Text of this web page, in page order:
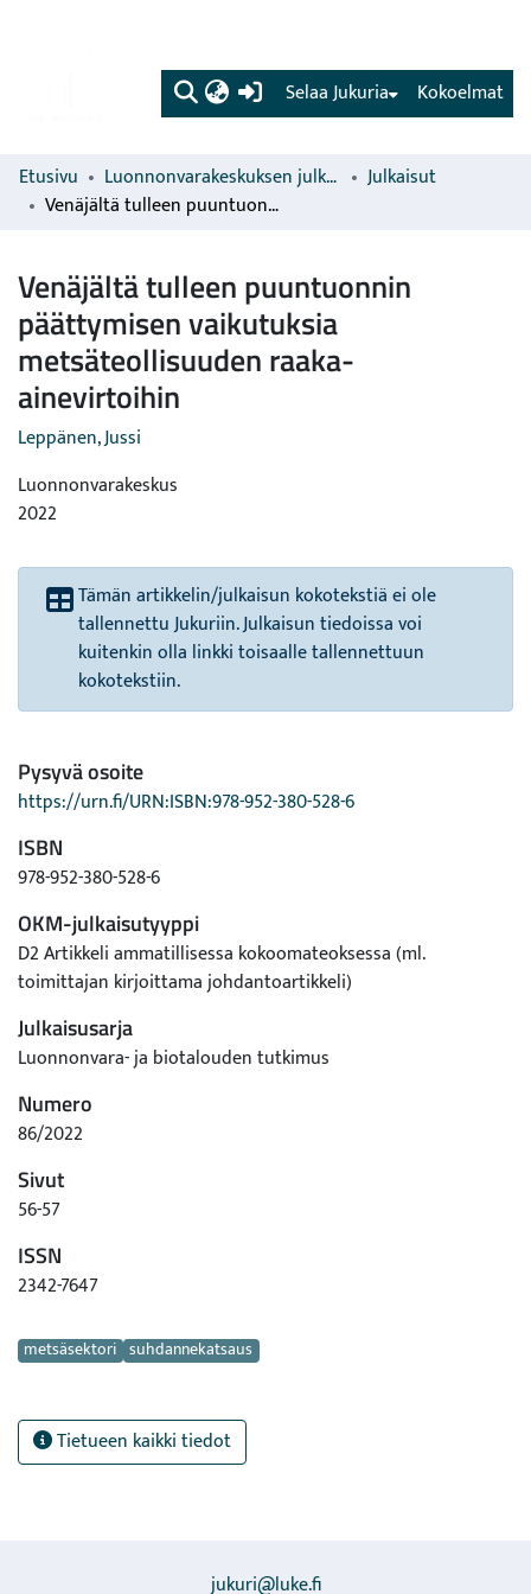
(current) Kokoelmat
Selaa Jukuria
Etusivu Luonnonvarakeskuksen julkaisut
Julkaisut
Venäjältä tulleen puuntuonnin päättymisen vaikutuksia metsäteollisuuden raaka-ainevirtoihin
Venäjältä tulleen puuntuonnin
päättymisen vaikutuksia
metsäteollisuuden raaka-
ainevirtoihin
Leppänen, Jussi
Luonnonvarakeskus
2022
Tämän artikkelin/julkaisun kokotekstiä ei ole
tallennettu Jukuriin. Julkaisun tiedoissa voi
kuitenkin olla linkki toisaalle tallennettuun
kokotekstiin.
Pysyvä osoite
https://urn.fi/URN:ISBN:978-952-380-528-6
ISBN
978-952-380-528-6
OKM-julkaisutyyppi
D2 Artikkeli ammatillisessa kokoomateoksessa (ml.
toimittajan kirjoittama johdantoartikkeli)
Julkaisusarja
Luonnonvara- ja biotalouden tutkimus
Numero
86/2022
Sivut
56-57
ISSN
2342-7647
Avainsanat
metsäsektori suhdannekatsaus
Tietueen kaikki tiedot
jukuri@luke.fi